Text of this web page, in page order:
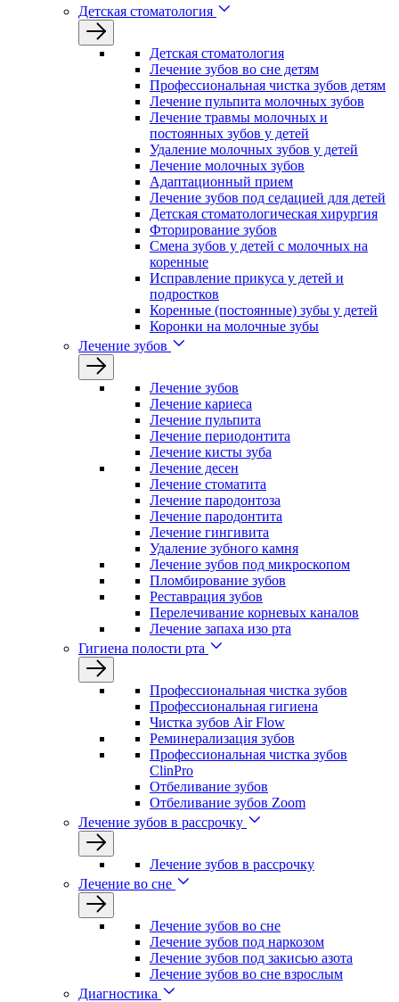
Детская стоматология
Детская стоматология
Лечение зубов во сне детям
Профессиональная чистка зубов детям
Лечение пульпита молочных зубов
Лечение травмы молочных и
постоянных зубов у детей
Удаление молочных зубов у детей
Лечение молочных зубов
Адаптационный прием
Лечение зубов под седацией для детей
Детская стоматологическая хирургия
Фторирование зубов
Смена зубов у детей с молочных на
коренные
Исправление прикуса у детей и
подростков
Коренные (постоянные) зубы у детей
Коронки на молочные зубы
Лечение зубов
Лечение зyбов
Лечение кариеса
Лечение пульпита
Лечение периодонтита
Лечение кисты зуба
Лечение десен
Лечение стоматита
Лечение пародонтоза
Лечение пародонтита
Лечение гингивита
Удаление зубного камня
Лечение зубов под микроскопом
Пломбирование зубов
Реставрация зубов
Перелечивание корневых каналов
Лечение запаха изо рта
Гигиена полости рта
Профессиональная чистка зубов
Профессиональная гигиена
Чистка зубов Air Flow
Реминерализация зубов
Профессиональная чистка зубов
ClinPro
Отбеливание зубов
Отбеливание зубов Zoom
Лечение зубов в рассрочку
Лечение зубов в рассрочку
Лечение во сне
Лечение зубов во сне
Лечение зубов под наркозом
Лечение зубов под закисью азота
Лечение зубов во сне взрослым
Диагностика